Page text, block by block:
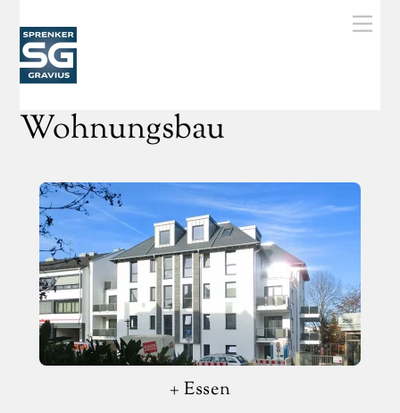
content
Wohnungsbau
+ Essen